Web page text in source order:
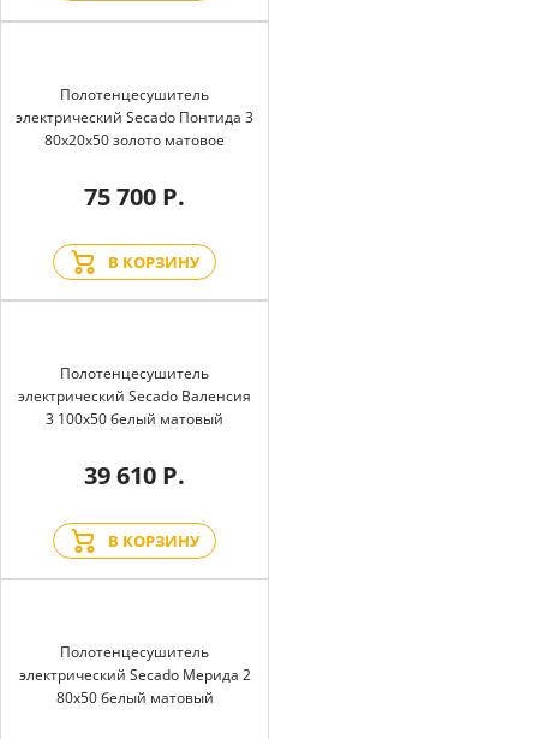
Полотенцесушитель
электрический Secado Понтида 3
80x20x50 золото матовое
75 700 Р.
В КОРЗИНУ
Полотенцесушитель
электрический Secado Валенсия
3 100x50 белый матовый
39 610 Р.
В КОРЗИНУ
Полотенцесушитель
электрический Secado Мерида 2
80x50 белый матовый